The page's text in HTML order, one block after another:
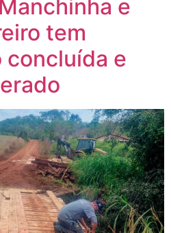
e
tem
concluída e